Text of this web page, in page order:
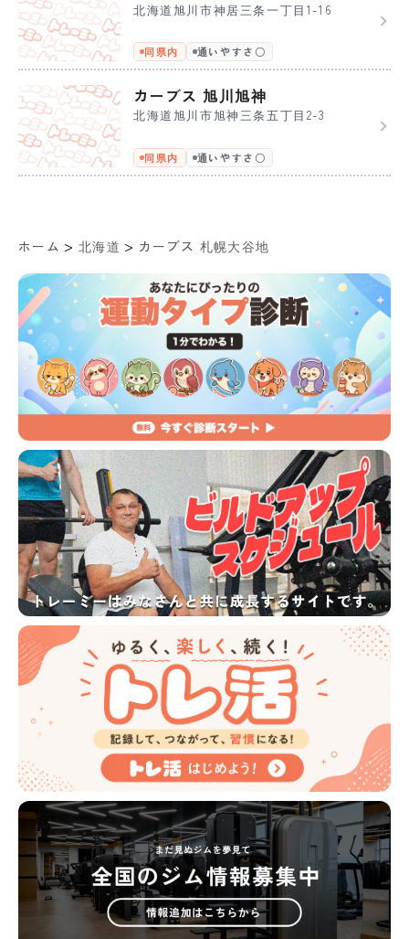
北海道旭川市神居三条一丁目1-16
同県内 通いやすさ〇
カーブス 旭川旭神
北海道旭川市旭神三条五丁目2-3
同県内 通いやすさ〇
ホーム > 北海道 > カーブス 札幌大谷地